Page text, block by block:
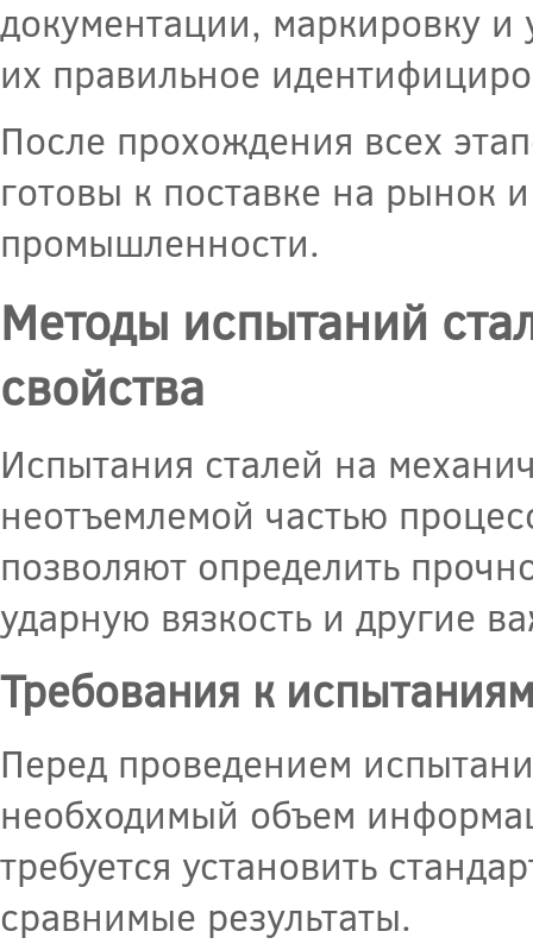
документации, маркировку и
их правильное
После прохождения всех
готовы к поставке на рынок
промышленности.
Методы испытаний
свойства
Испытания сталей на
неотъемлемой частью
позволяют определить
ударную вязкость и другие
Требования к
Перед проведением
необходимый объем
требуется установить
сравнимые результаты.